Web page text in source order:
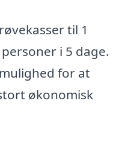
til 1
i 5 dage.
for at
økonomisk